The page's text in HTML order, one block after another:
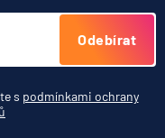
Odebírat
s podmínkami ochrany